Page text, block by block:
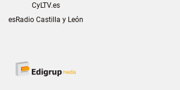
CyLTV.es
esRadio Castilla y León